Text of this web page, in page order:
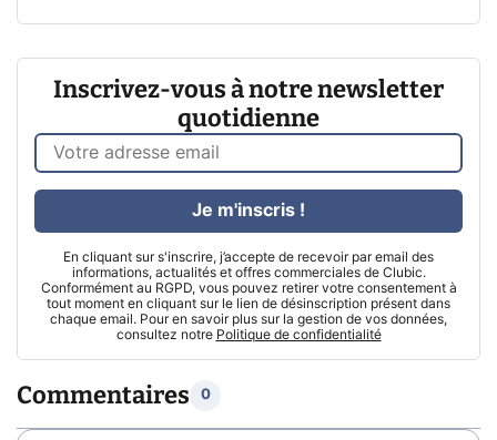
Inscrivez-vous à notre newsletter
quotidienne
En cliquant sur s'inscrire, j’accepte de recevoir par email des
informations, actualités et offres commerciales de Clubic.
Conformément au RGPD, vous pouvez retirer votre consentement à
tout moment en cliquant sur le lien de désinscription présent dans
chaque email. Pour en savoir plus sur la gestion de vos données,
consultez notre Politique de confidentialité
Je m'inscris !
Commentaires 0